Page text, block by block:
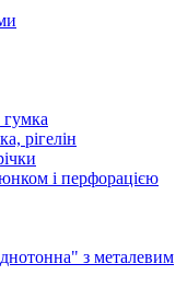
рігелін
і перфорацією
з металевим